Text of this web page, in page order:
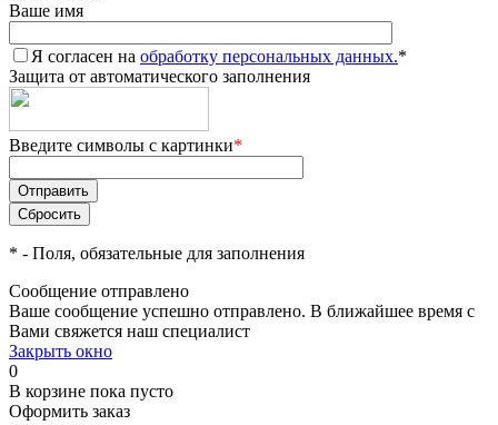
Ваше имя
Я согласен на обработку персональных данных.*
Защита от автоматического заполнения
Введите символы с картинки*
* - Поля, обязательные для заполнения
Сообщение отправлено
Ваше сообщение успешно отправлено. В ближайшее время с
Вами свяжется наш специалист
Закрыть окно
0
В корзине пока пусто
Оформить заказ